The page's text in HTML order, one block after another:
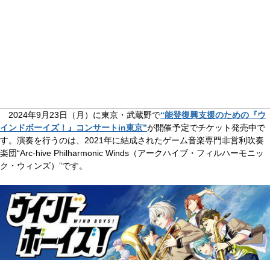
2024年9月23日（月）に東京・武蔵野で“能登復興支援のための『ウ
インドボーイズ！』コンサートin東京”が開催予定でチケット発売中で
す。演奏を行うのは、2021年に結成されたゲーム音楽専門非営利吹奏
楽団“Arc-hive Philharmonic Winds（アークハイブ・フィルハーモニッ
ク・ウィンズ）”です。